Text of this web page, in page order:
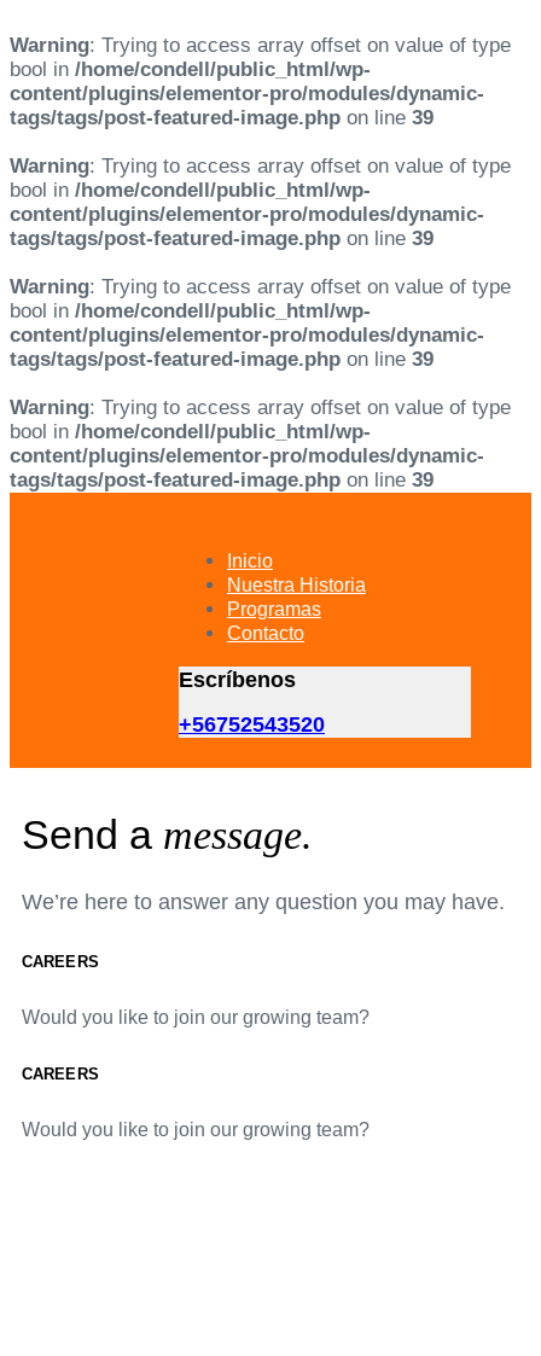
Warning: Trying to access array offset on value of type
bool in /home/condell/public_html/wp-
content/plugins/elementor-pro/modules/dynamic-
tags/tags/post-featured-image.php on line 39
Warning: Trying to access array offset on value of type
bool in /home/condell/public_html/wp-
content/plugins/elementor-pro/modules/dynamic-
tags/tags/post-featured-image.php on line 39
Warning: Trying to access array offset on value of type
bool in /home/condell/public_html/wp-
content/plugins/elementor-pro/modules/dynamic-
tags/tags/post-featured-image.php on line 39
Warning: Trying to access array offset on value of type
bool in /home/condell/public_html/wp-
content/plugins/elementor-pro/modules/dynamic-
tags/tags/post-featured-image.php on line 39
Inicio
Nuestra Historia
Programas
Contacto
Escríbenos
+56752543520
Send a message.
We’re here to answer any question you may have.
CAREERS
Would you like to join our growing team?
CAREERS
Would you like to join our growing team?